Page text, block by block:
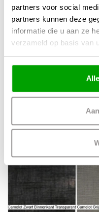
partners voor social
partners kunnen deze
informatie die u aan ze
verzameld op basis van